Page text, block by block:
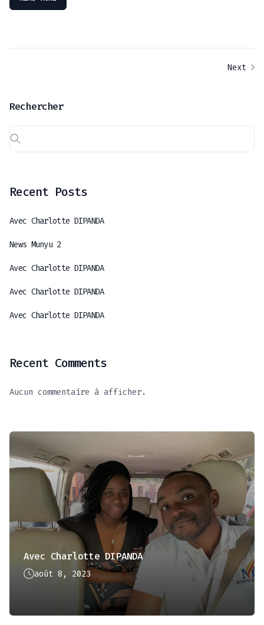
Next
Rechercher
Recent Posts
Avec Charlotte DIPANDA
News Munyu 2
Avec Charlotte DIPANDA
Avec Charlotte DIPANDA
Avec Charlotte DIPANDA
Recent Comments
Aucun commentaire à afficher.
Avec Charlotte DIPANDA
août 8, 2023